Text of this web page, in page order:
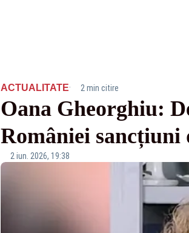
ACTUALITATE· 2 min citire
Oana Gheorghiu:
României sancțiuni
2 iun. 2026, 19:38